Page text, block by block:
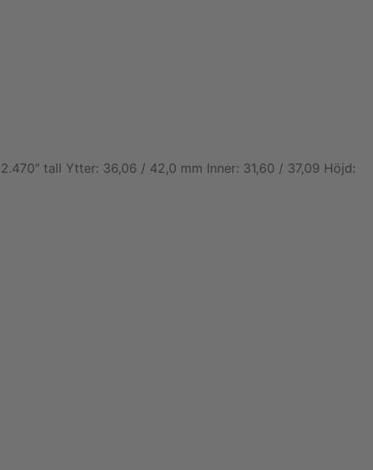
tall Ytter: 36,06 / 42,0 mm Inner: 31,60 / 37,09 Höjd: